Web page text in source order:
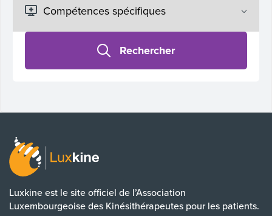
Rechercher
Luxkine est le site officiel de l’Association
Luxembourgeoise des Kinésithérapeutes pour les patients.